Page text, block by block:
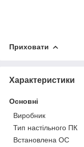
Приховати
Характеристики
Основні
Виробник
Тип настільного ПК
Встановлена ОС